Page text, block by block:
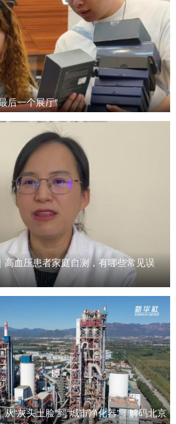
后一个展厅”
高血压患者家庭自测，有哪些常见误
“灰头土脸”到“城市净化器”：解码北京